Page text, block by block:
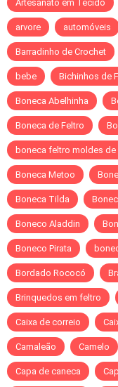
Artesanato em Tecido
arvore automóveis
Barradinho de Crochet
bebe Bichinhos de
Boneca Abelhinha
Boneca de Feltro
boneca feltro moldes de
Boneca Metoo
Boneca Tilda
Boneco Aladdin
Boneco Pirata
Bordado Rococó
Brinquedos em feltro
Caixa de correio
Camaleão Camelo
Capa de caneca